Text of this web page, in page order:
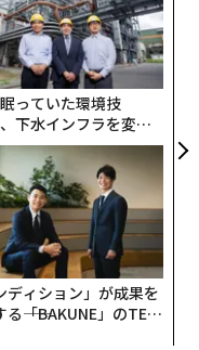
営されている：成功
も遅くまでオンライ
たとえ自分が共感し
リードする。
ターンに陥った。複
ゆる要求を先読み
、自分の価値を証明
いた。そして、しば
思えた。
みが、私に不利に働
っていた環境技
下水インフラを変え
──産総研×月島JFE
ソリューションの10年
ディション」が成果を
――「BAKUNE」のTEN